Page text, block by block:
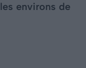
environs de